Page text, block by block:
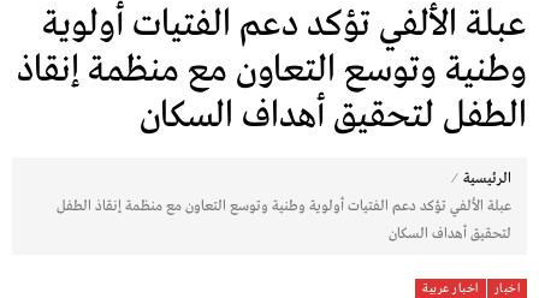
عبلة الألفي تؤكد دعم الفتيات أولوية
وطنية وتوسع التعاون مع منظمة إنقاذ
الطفل لتحقيق أهداف السكان
الرئيسية ⁄
عبلة الألفي تؤكد دعم الفتيات أولوية وطنية وتوسع التعاون مع منظمة إنقاذ الطفل
لتحقيق أهداف السكان
اخبار اخبار عربية